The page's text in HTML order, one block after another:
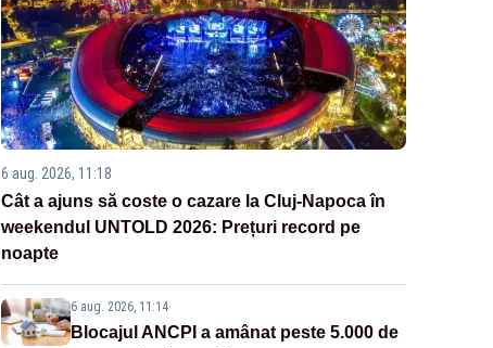
6 aug. 2026, 11:18
Cât a ajuns să coste o cazare la Cluj-Napoca în
weekendul UNTOLD 2026: Prețuri record pe
noapte
6 aug. 2026, 11:14
Blocajul ANCPI a amânat peste 5.000 de